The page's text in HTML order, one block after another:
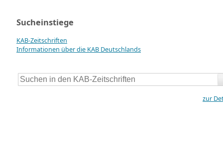
Sucheinstiege
KAB-Zeitschriften
Informationen über die KAB Deutschlands
zur